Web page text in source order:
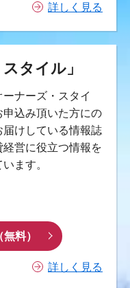
詳しく見る
タイル」
ナーズ・スタイ
申込み頂いた方にの
届けしている情報誌
経営に役立つ情報を
ます。
料）
詳しく見る